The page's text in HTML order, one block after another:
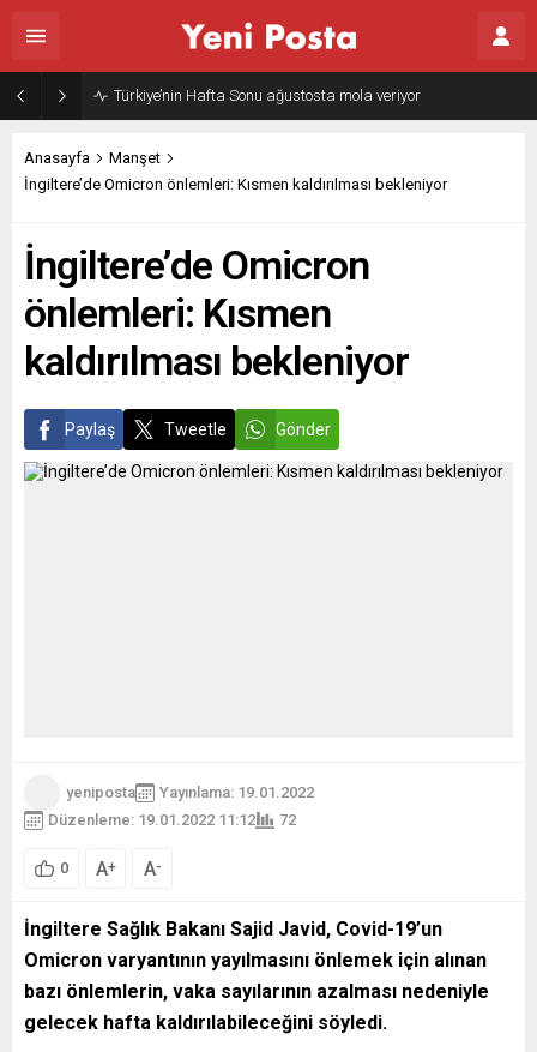
Türkiye’nin Hafta Sonu ağustosta mola veriyor
Anasayfa
Manşet
İngiltere’de Omicron önlemleri: Kısmen kaldırılması bekleniyor
İngiltere’de Omicron
önlemleri: Kısmen
kaldırılması bekleniyor
Paylaş Tweetle Gönder
yeniposta
Yayınlama: 19.01.2022
Düzenleme: 19.01.2022 11:12
72
0 A+ A-
İngiltere Sağlık Bakanı Sajid Javid, Covid-19’un
Omicron varyantının yayılmasını önlemek için alınan
bazı önlemlerin, vaka sayılarının azalması nedeniyle
gelecek hafta kaldırılabileceğini söyledi.